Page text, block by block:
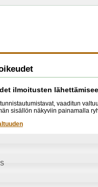
ilmoitusten
vaaditun
sisällön näkyviin painamalla